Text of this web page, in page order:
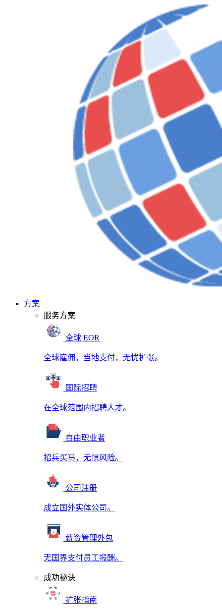
方案
服务方案
全球 EOR
全球雇佣，当地支付，无忧扩张。
国际招聘
在全球范围内招聘人才。
自由职业者
招兵买马，无惧风险。
公司注册
成立国外实体公司。
薪资管理外包
无国界支付员工报酬。
成功秘诀
扩张指南